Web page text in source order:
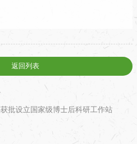
返回列表
批设立国家级博士后科研工作站